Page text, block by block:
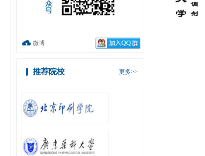
微博
更多>>
推荐院校